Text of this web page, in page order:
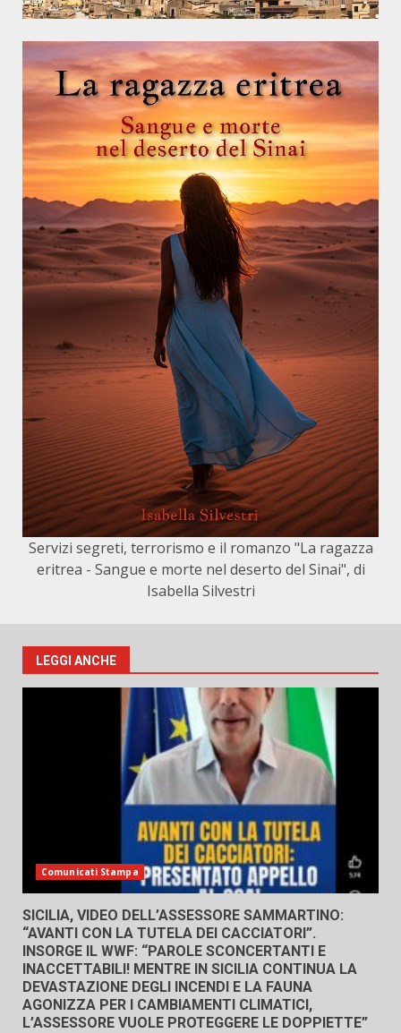
Servizi segreti, terrorismo e il romanzo "La ragazza
eritrea - Sangue e morte nel deserto del Sinai", di
Isabella Silvestri
LEGGI ANCHE
Comunicati Stampa
SICILIA, VIDEO DELL’ASSESSORE SAMMARTINO:
“AVANTI CON LA TUTELA DEI CACCIATORI”.
INSORGE IL WWF: “PAROLE SCONCERTANTI E
INACCETTABILI! MENTRE IN SICILIA CONTINUA LA
DEVASTAZIONE DEGLI INCENDI E LA FAUNA
AGONIZZA PER I CAMBIAMENTI CLIMATICI,
L’ASSESSORE VUOLE PROTEGGERE LE DOPPIETTE”